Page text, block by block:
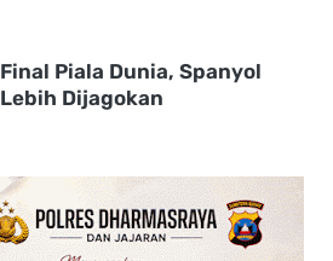
Final Piala Dunia, Spanyol
Lebih Dijagokan